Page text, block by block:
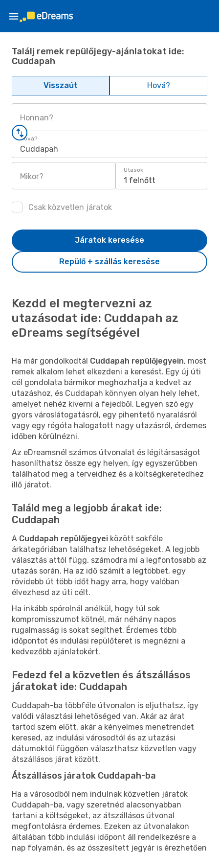
Találj remek repülőjegy-ajánlatokat ide:
Cuddapah
Visszaút Hová?
Honnan?
Hová?
Cuddapah
Mikor?
Utasok
1 felnőtt
Csak közvetlen járatok
Repülő + szállás keresése
Járatok keresése
Kezdd el megtervezni az
utazásodat ide: Cuddapah az
eDreams segítségével
Ha már gondolkodtál Cuddapah repülőjegyein, most
remek alkalom lehet elkezdeni a keresést. Egy új úti
cél gondolata bármikor meghozhatja a kedvet az
utazáshoz, és Cuddapah könnyen olyan hely lehet,
amelyet nehéz kiverni a fejedből. Legyen szó egy
gyors városlátogatásról, egy pihentető nyaralásról
vagy egy régóta halogatott nagy utazásról, érdemes
időben körülnézni.
Az eDreamsnél számos útvonalat és légitársaságot
hasonlíthatsz össze egy helyen, így egyszerűbben
találhatod meg a terveidhez és a költségkeretedhez
illő járatot.
Találd meg a legjobb árakat ide:
Cuddapah
A Cuddapah repülőjegyei között sokféle
árkategóriában találhatsz lehetőségeket. A legjobb
választás attól függ, számodra mi a legfontosabb az
utazás során. Ha az idő számít a legtöbbet, egy
rövidebb út több időt hagy arra, hogy valóban
élvezhesd az úti célt.
Ha inkább spórolnál anélkül, hogy túl sok
kompromisszumot kötnél, már néhány napos
rugalmasság is sokat segíthet. Érdemes több
időpontot és indulási repülőteret is megnézni a
kedvezőbb ajánlatokért.
Fedezd fel a közvetlen és átszállásos
járatokat ide: Cuddapah
Cuddapah-ba többféle útvonalon is eljuthatsz, így
valódi választási lehetőséged van. Akár az árat
tartod szem előtt, akár a kényelmes menetrendet
keresed, az indulási városodtól és az utazási
dátumoktól függően választhatsz közvetlen vagy
átszállásos járat között.
Átszállásos járatok Cuddapah-ba
Ha a városodból nem indulnak közvetlen járatok
Cuddapah-ba, vagy szeretnéd alacsonyabban
tartani a költségeket, az átszállásos útvonal
megfontolásra érdemes. Ezeken az útvonalakon
általában több indulási időpont áll rendelkezésre a
nap folyamán, és az összesített jegyár is érezhetően